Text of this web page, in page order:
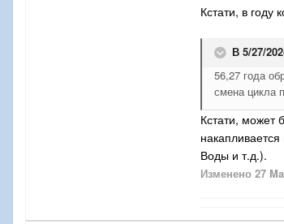
Кстати, в году
В 5/27/
56,27 года
смена цикла
Кстати, может
Воды и т.д.).
Изменено 27